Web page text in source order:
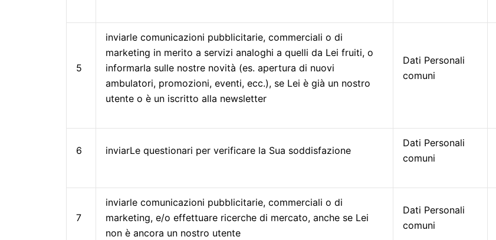
5
inviarle comunicazioni pubblicitarie, commerciali o di
marketing in merito a servizi analoghi a quelli da Lei fruiti, o
informarla sulle nostre novità (es. apertura di nuovi
ambulatori, promozioni, eventi, ecc.), se Lei è già un nostro
utente o è un iscritto alla newsletter
Dati Personali
comuni
6 inviarLe questionari per verificare la Sua soddisfazione
Dati Personali
comuni
7
inviarle comunicazioni pubblicitarie, commerciali o di
marketing, e/o effettuare ricerche di mercato, anche se Lei
non è ancora un nostro utente
Dati Personali
comuni